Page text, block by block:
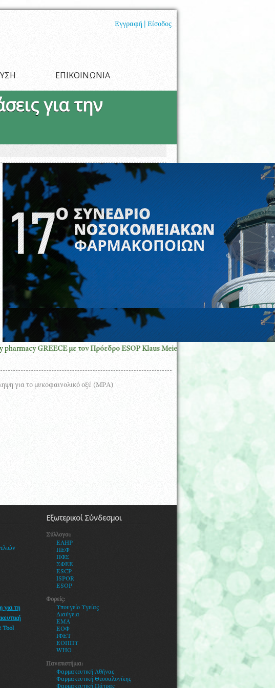
Εγγραφή |
Είσοδος
ΕΠΙΚΟΙΝΩΝΙΑ
για την
GREECE με τον Πρόεδρο ESOP Klaus Meier στο πλαίσιο του συνεδρίου ECOP7
για το μυκοφαινολικό οξύ (ΜΡΑ)
για τη
Tool
Εξωτερικοί Σύνδεσμοι
Σύλλογοι:
EAHP
ΠΕΦ
ΠΦΣ
ΣΦΕΕ
ESCP
ISPOR
ESOP
Φορείς:
Υπουγείο Υγείας
Διαύγεια
ΕΜΑ
ΕΟΦ
ΙΦΕΤ
ΕΟΠΠΥ
WHO
Πανεπιστήμια:
Φαρμακευτική Αθήνας
Φαρμακευτική Θεσσαλονίκης
Φαρμακευτική Πάτρας